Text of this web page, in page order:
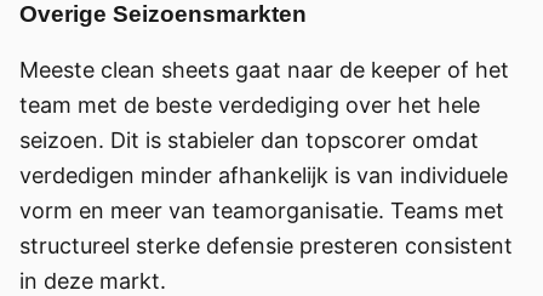
Overige Seizoensmarkten
Meeste clean sheets gaat naar de keeper of het
team met de beste verdediging over het hele
seizoen. Dit is stabieler dan topscorer omdat
verdedigen minder afhankelijk is van individuele
vorm en meer van teamorganisatie. Teams met
structureel sterke defensie presteren consistent
in deze markt.